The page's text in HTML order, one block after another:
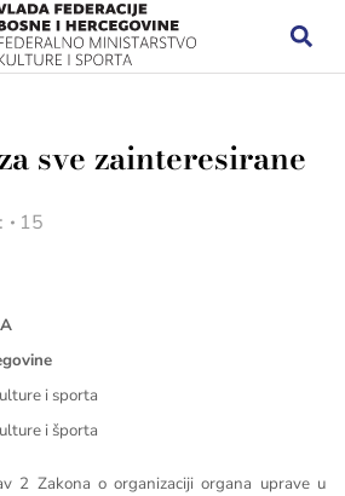
sve zainteresirane
15
i sporta
i športa
2 Zakona o organizaciji organa uprave u